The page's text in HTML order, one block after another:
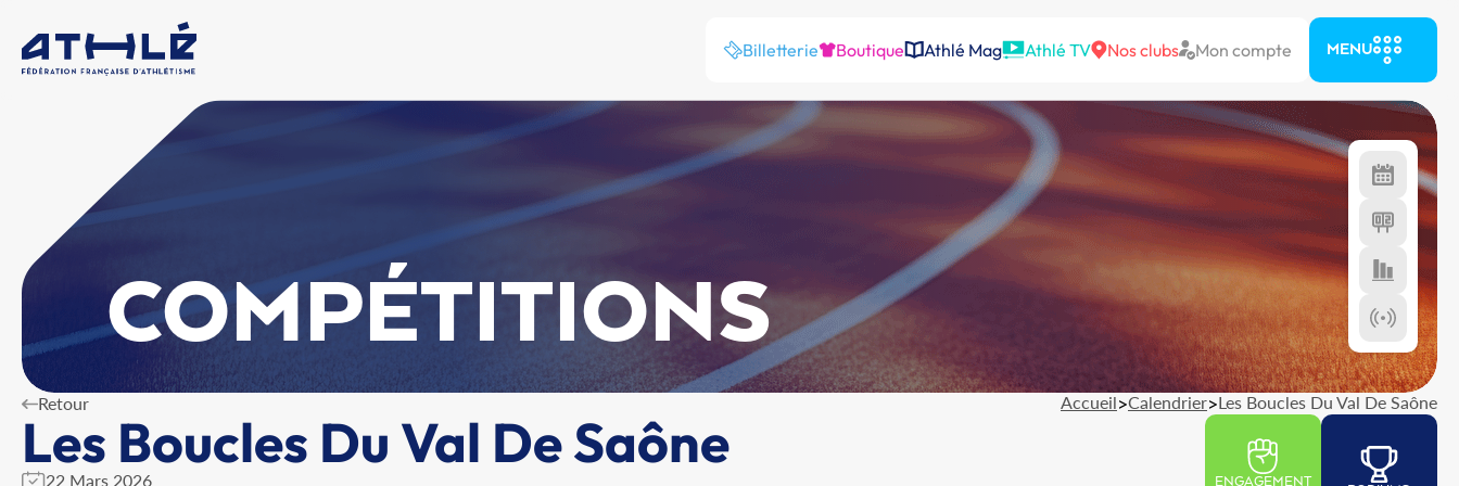
Billetterie Boutique Athlé Mag Athlé TV Nos clubs Mon compte MENU
COMPÉTITIONS
Retour Accueil>Calendrier>Les Boucles Du Val De Saône
Les Boucles Du Val De Saône
22 Mars 2026 ENGAGEMENT